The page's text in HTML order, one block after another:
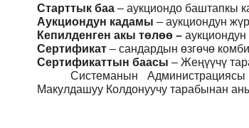
Старттык баа – аукциондо баштапкы
Аукциондун кадамы – аукциондун
Кепилденген акы төлөө –
Сертификат – сандардын өзгөчө
Сертификаттын баасы – Жеңүүчү
СистеманынАдминистрациясы
Макулдашуу Колдонуучу тарабынан